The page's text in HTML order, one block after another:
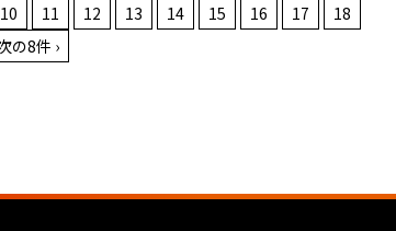
10 11 12 13 14 15 16 17
18
の8件 ›